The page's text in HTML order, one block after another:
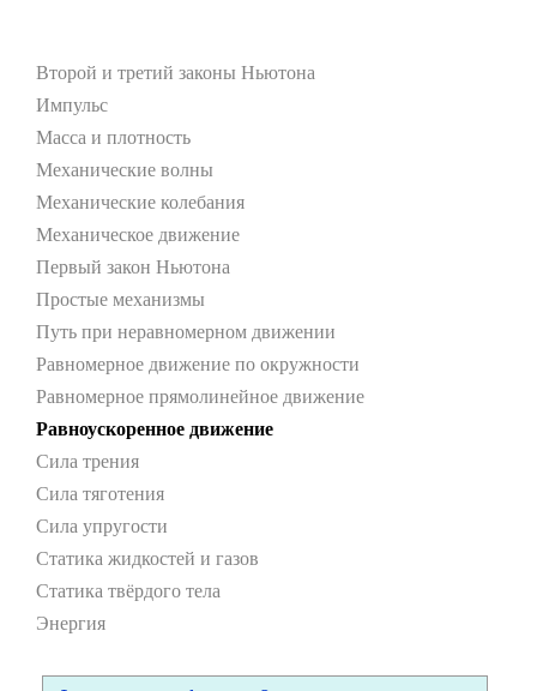
Второй и третий законы Ньютона
Импульс
Масса и плотность
Механические волны
Механические колебания
Механическое движение
Первый закон Ньютона
Простые механизмы
Путь при неравномерном движении
Равномерное движение по окружности
Равномерное прямолинейное движение
Равноускоренное движение
Сила трения
Сила тяготения
Сила упругости
Статика жидкостей и газов
Статика твёрдого тела
Энергия